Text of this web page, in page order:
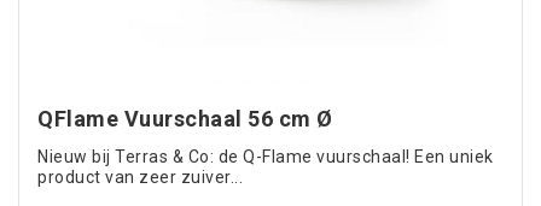
QFlame Vuurschaal 56 cm Ø
Nieuw bij Terras & Co: de Q-Flame vuurschaal! Een uniek
product van zeer zuiver...